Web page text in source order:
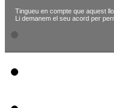
Tingueu en compte que aquest
Li demanem el seu acord per